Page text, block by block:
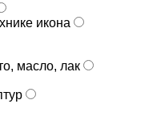
икона
масло, лак